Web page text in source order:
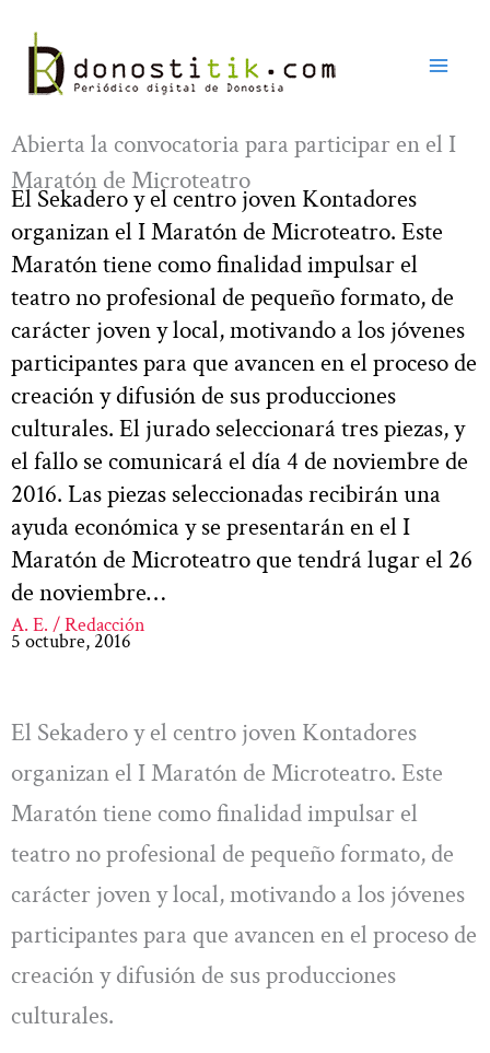
contenido
Abierta la convocatoria para participar en el I
Maratón de Microteatro
El Sekadero y el centro joven Kontadores
organizan el I Maratón de Microteatro. Este
Maratón tiene como finalidad impulsar el
teatro no profesional de pequeño formato, de
carácter joven y local, motivando a los jóvenes
participantes para que avancen en el proceso de
creación y difusión de sus producciones
culturales. El jurado seleccionará tres piezas, y
el fallo se comunicará el día 4 de noviembre de
2016. Las piezas seleccionadas recibirán una
ayuda económica y se presentarán en el I
Maratón de Microteatro que tendrá lugar el 26
de noviembre…
A. E. / Redacción
5 octubre, 2016
El Sekadero y el centro joven Kontadores
organizan el I Maratón de Microteatro. Este
Maratón tiene como finalidad impulsar el
teatro no profesional de pequeño formato, de
carácter joven y local, motivando a los jóvenes
participantes para que avancen en el proceso de
creación y difusión de sus producciones
culturales.